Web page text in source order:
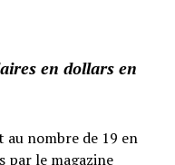
en dollars en
nombre de 19 en
par le magazine